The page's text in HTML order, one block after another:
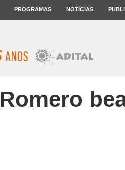
PROGRAMAS NOTÍCIAS
Romero